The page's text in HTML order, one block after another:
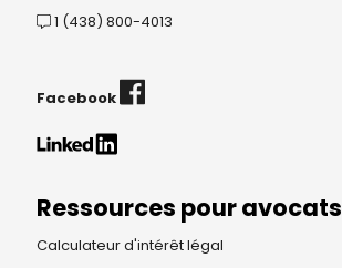
1 (438) 800-4013
Facebook
Ressources pour avocats
Calculateur d'intérêt légal